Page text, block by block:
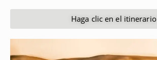
Haga clic en el itinerario